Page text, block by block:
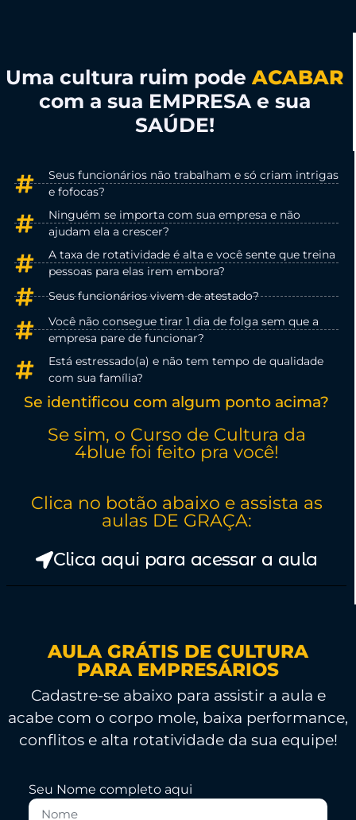
Uma cultura ruim pode ACABAR
com a sua EMPRESA e sua
SAÚDE!
Seus funcionários não trabalham e só criam intrigas
e fofocas?
Ninguém se importa com sua empresa e não
ajudam ela a crescer?
A taxa de rotatividade é alta e você sente que treina
pessoas para elas irem embora?
Seus funcionários vivem de atestado?
Você não consegue tirar 1 dia de folga sem que a
empresa pare de funcionar?
Está estressado(a) e não tem tempo de qualidade
com sua família?
Se identificou com algum ponto acima?
Se sim, o Curso de Cultura da
4blue foi feito pra você!
Clica no botão abaixo e assista as
aulas DE GRAÇA:
Clica aqui para acessar a aula
AULA GRÁTIS DE CULTURA
PARA EMPRESÁRIOS
Cadastre-se abaixo para assistir a aula e
acabe com o corpo mole, baixa performance,
conflitos e alta rotatividade da sua equipe!
Seu Nome completo aqui